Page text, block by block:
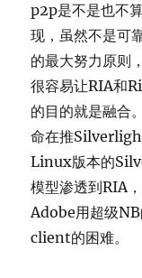
p2p是不是也不
现，虽然不是可
的最大努力原则
很容易让RIA和
的目的就是融合
命在推
Linux版本的
模型渗透到RIA
Adobe用超级
client的困难。